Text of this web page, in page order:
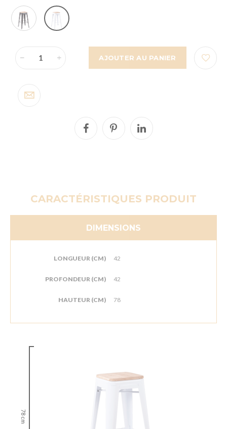
AJOUTER AU PANIER
CARACTÉRISTIQUES PRODUIT
DIMENSIONS
LONGUEUR (CM) 42
PROFONDEUR (CM) 42
HAUTEUR (CM) 78
78 cm